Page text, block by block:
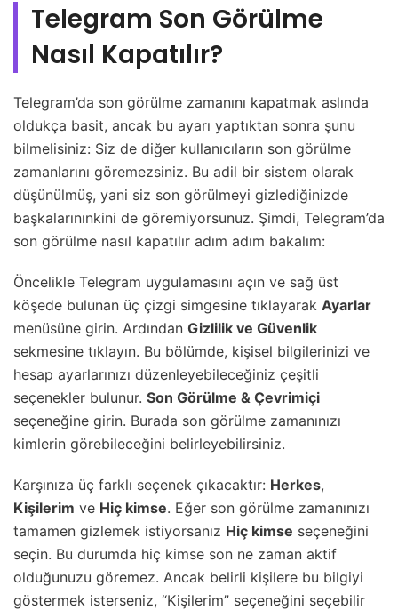
Telegram Son Görülme
Nasıl Kapatılır?
Telegram’da son görülme zamanını kapatmak aslında
oldukça basit, ancak bu ayarı yaptıktan sonra şunu
bilmelisiniz: Siz de diğer kullanıcıların son görülme
zamanlarını göremezsiniz. Bu adil bir sistem olarak
düşünülmüş, yani siz son görülmeyi gizlediğinizde
başkalarınınkini de göremiyorsunuz. Şimdi, Telegram’da
son görülme nasıl kapatılır adım adım bakalım:
Öncelikle Telegram uygulamasını açın ve sağ üst
köşede bulunan üç çizgi simgesine tıklayarak Ayarlar
menüsüne girin. Ardından Gizlilik ve Güvenlik
sekmesine tıklayın. Bu bölümde, kişisel bilgilerinizi ve
hesap ayarlarınızı düzenleyebileceğiniz çeşitli
seçenekler bulunur. Son Görülme & Çevrimiçi
seçeneğine girin. Burada son görülme zamanınızı
kimlerin görebileceğini belirleyebilirsiniz.
Karşınıza üç farklı seçenek çıkacaktır: Herkes,
Kişilerim ve Hiç kimse. Eğer son görülme zamanınızı
tamamen gizlemek istiyorsanız Hiç kimse seçeneğini
seçin. Bu durumda hiç kimse son ne zaman aktif
olduğunuzu göremez. Ancak belirli kişilere bu bilgiyi
göstermek isterseniz, “Kişilerim” seçeneğini seçebilir